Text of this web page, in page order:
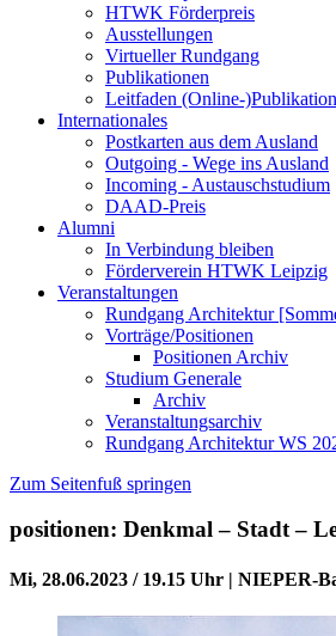
HTWK Förderpreis
Ausstellungen
Virtueller Rundgang
Publikationen
Leitfaden (Online-)Publikation
Internationales
Postkarten aus dem Ausland
Outgoing - Wege ins Ausland
Incoming - Austauschstudium
DAAD-Preis
Alumni
In Verbindung bleiben
Förderverein HTWK Leipzig
Veranstaltungen
Rundgang Architektur
Vorträge/Positionen
Positionen Archiv
Studium Generale
Archiv
Veranstaltungsarchiv
Rundgang Architektur WS
Zum Seitenfuß springen
positionen: Denkmal – Stadt –
Mi, 28.06.2023 / 19.15 Uhr | NIEPER-